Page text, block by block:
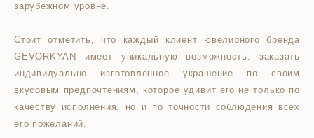
зарубежном уровне.
Стоит отметить, что каждый клиент ювелирного бренда
GEVORKYAN имеет уникальную возможность: заказать
индивидуально изготовленное украшение по своим
вкусовым предпочтениям, которое удивит его не только по
качеству исполнения, но и по точности соблюдения всех
его пожеланий.